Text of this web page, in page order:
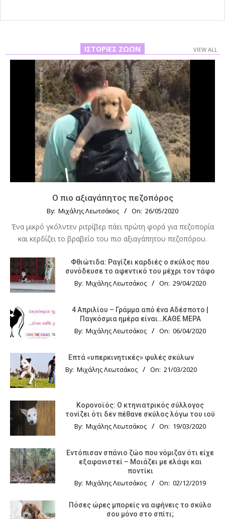
ΙΣΤΟΡΊΕΣ ΖΏΩΝ VIEW ALL
Ο πιο αξιαγάπητος πεζοπόρος
By: Μιχάλης Λεωτσάκος On: 26/05/2020
Ένα μικρό γκόλντεν ριτρίβερ πάει πρώτη φορά για πεζοπορία
και κερδίζει το βραβείο του πιο αξιαγάπητου πεζοπόρου.
Φθιώτιδα: Ραγίζει καρδιές ο σκύλος που
συνόδευσε το αφεντικό του μέχρι τον τάφο
By: Μιχάλης Λεωτσάκος On: 29/04/2020
4 Απριλίου – Γράμμα από ένα Αδέσποτο |
Παγκόσμια ημέρα είναι…ΚΑΘΕ ΜΕΡΑ
By: Μιχάλης Λεωτσάκος On: 06/04/2020
Επτά «υπερκινητικές» φυλές σκύλων
By: Μιχάλης Λεωτσάκος On: 21/03/2020
Κορονοϊός: Ο κτηνιατρικός σύλλογος
τονίζει ότι δεν πέθανε σκύλος λόγω του ιού
By: Μιχάλης Λεωτσάκος On: 19/03/2020
Εντόπισαν σπάνιο ζώο που νόμιζαν ότι είχε
εξαφανιστεί – Μοιάζει με ελάφι και
ποντίκι
By: Μιχάλης Λεωτσάκος On: 02/12/2019
Πόσες ώρες μπορείς να αφήνεις το σκύλο
σου μόνο στο σπίτι;